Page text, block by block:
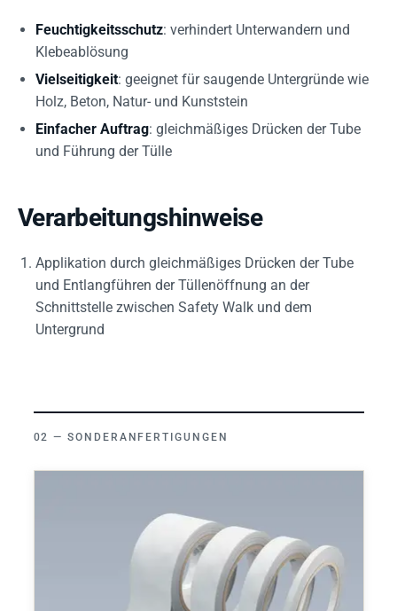
Feuchtigkeitsschutz: verhindert Unterwandern und
Klebeablösung
Vielseitigkeit: geeignet für saugende Untergründe wie
Holz, Beton, Natur- und Kunststein
Einfacher Auftrag: gleichmäßiges Drücken der Tube
und Führung der Tülle
Verarbeitungshinweise
Applikation durch gleichmäßiges Drücken der Tube
und Entlangführen der Tüllenöffnung an der
Schnittstelle zwischen Safety Walk und dem
Untergrund
SONDERANFERTIGUNGEN